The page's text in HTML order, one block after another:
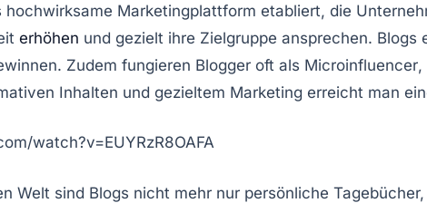
hochwirksame Marketingplattform etabliert, die
erhöhen und gezielt ihre Zielgruppe ansprechen. Blogs
Zudem fungieren Blogger oft als Microinfluencer
Inhalten und gezieltem Marketing erreicht man
watch?v=EUYRzR8OAFA
Welt sind Blogs nicht mehr nur persönliche